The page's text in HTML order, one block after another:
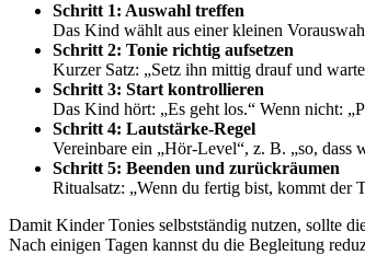
Schritt 1: Auswahl treffen
Das Kind wählt aus einer kleinen
Schritt 2: Tonie richtig aufsetzen
Kurzer Satz: „Setz ihn mittig drauf und
Schritt 3: Start kontrollieren
Das Kind hört: „Es geht los.“ Wenn nicht:
Schritt 4: Lautstärke-Regel
Vereinbare ein „Hör-Level“, z. B. „so, dass
Schritt 5: Beenden und zurückräumen
Ritualsatz: „Wenn du fertig bist, kommt der
Damit Kinder Tonies selbstständig nutzen, sollte
Nach einigen Tagen kannst du die Begleitung